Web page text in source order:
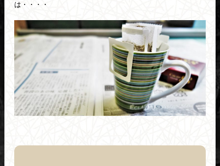
は・・・・